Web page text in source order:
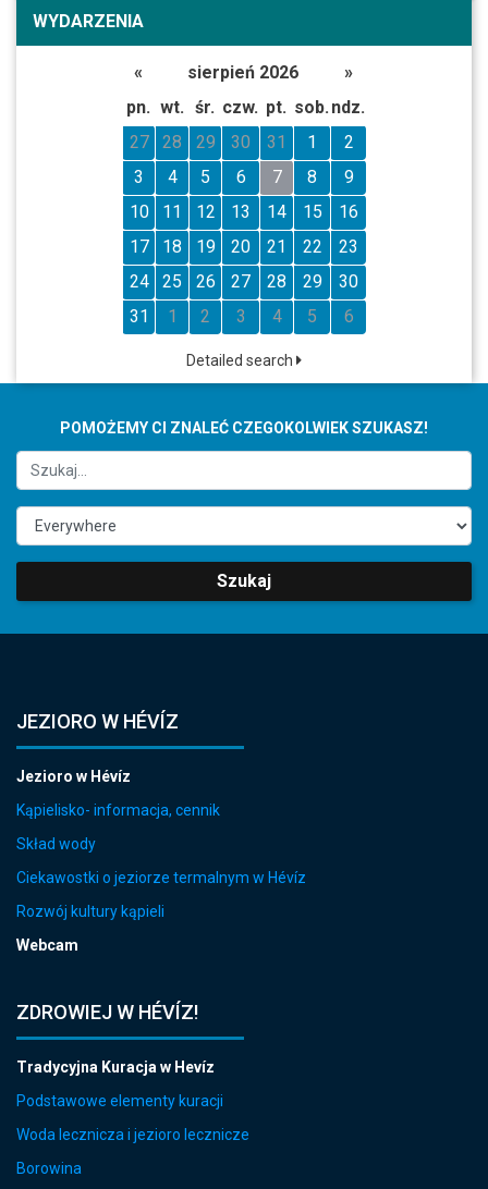
WYDARZENIA
« sierpień 2026
»
pn. wt. śr. czw. pt. sob. ndz.
27
28 29 30 31 1
2
3
4 5 6 7 8
9
10
11 12 13 14 15
16
17
18 19 20 21 22
23
24
25 26 27 28 29
30
31
1 2 3 4 5 6
Detailed search
POMOŻEMY CI ZNALEĆ CZEGOKOLWIEK SZUKASZ!
Szukaj
JEZIORO W HÉVÍZ
Jezioro w Hévíz
Kąpielisko- informacja, cennik
Skład wody
Ciekawostki o jeziorze termalnym w Hévíz
Rozwój kultury kąpieli
Webcam
ZDROWIEJ W HÉVÍZ!
Tradycyjna Kuracja w Hevíz
Podstawowe elementy kuracji
Woda lecznicza i jezioro lecznicze
Borowina